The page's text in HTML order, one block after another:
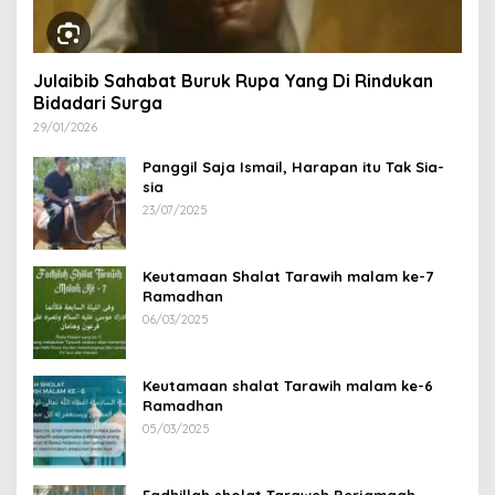
Julaibib Sahabat Buruk Rupa Yang Di Rindukan
Bidadari Surga
29/01/2026
Panggil Saja Ismail, Harapan itu Tak Sia-
sia
23/07/2025
Keutamaan Shalat Tarawih malam ke-7
Ramadhan
06/03/2025
Keutamaan shalat Tarawih malam ke-6
Ramadhan
05/03/2025